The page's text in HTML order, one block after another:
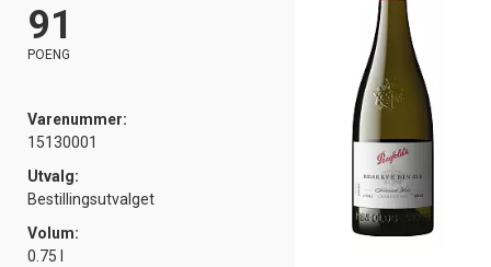
91
POENG
Varenummer:
15130001
Utvalg:
Bestillingsutvalget
Volum:
0.75 l